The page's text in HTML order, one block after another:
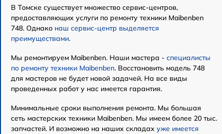
В Томске существует множество сервис-центров,
предоставляющих услуги по ремонту техники Maibenben
748. Однако наш сервис-центр выделяется
преимуществами.
Мы ремонтируем Maibenben. Наши мастера - специалисты
по ремонту техники Maibenben. Восстановить модель 748
для мастеров не будет новой задачей. На все виды
проведенных работ у нас имеется гарантия.
Минимальные сроки выполнения ремонта. Мы большая
сеть мастерских техники Maibenben. Мы имеем более 20 тыс.
запчастей. И возможно на наших складах уже имеется